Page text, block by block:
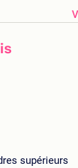
supérieurs